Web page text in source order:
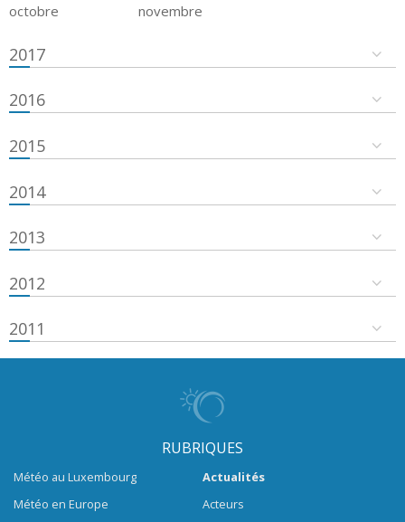
octobre
novembre
2017
2016
2015
2014
2013
2012
2011
RUBRIQUES
Météo au Luxembourg
Météo en Europe
Actualités
Acteurs